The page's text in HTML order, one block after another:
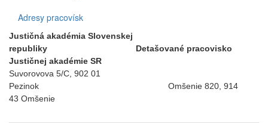
Adresy pracovísk
Justičná akadémia Slovenskej
republiky Detašované pracovisko
Justičnej akadémie SR
Suvorovova 5/C, 902 01
Pezinok Omšenie 820, 914
43 Omšenie